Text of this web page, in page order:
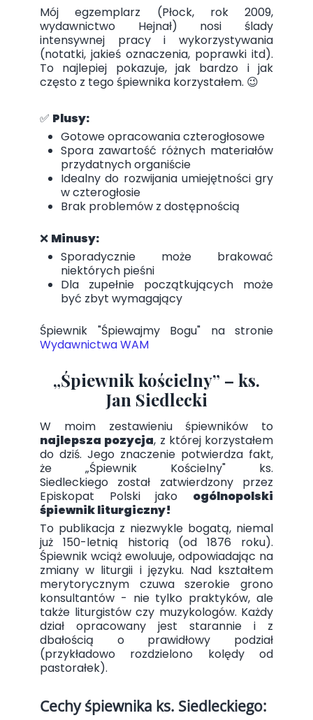
Mój egzemplarz (Płock, rok 2009,
wydawnictwo Hejnał) nosi ślady
intensywnej pracy i wykorzystywania
(notatki, jakieś oznaczenia, poprawki itd).
To najlepiej pokazuje, jak bardzo i jak
często z tego śpiewnika korzystałem. 😉
✅ Plusy:
Gotowe opracowania czterogłosowe
Spora zawartość różnych materiałów
przydatnych organiście
Idealny do rozwijania umiejętności gry
w czterogłosie
Brak problemów z dostępnością
❌ Minusy:
Sporadycznie może brakować
niektórych pieśni
Dla zupełnie początkujących może
być zbyt wymagający
Śpiewnik "Śpiewajmy Bogu" na stronie
Wydawnictwa WAM
„Śpiewnik kościelny” – ks.
Jan Siedlecki
W moim zestawieniu śpiewników to
najlepsza pozycja, z której korzystałem
do dziś. Jego znaczenie potwierdza fakt,
że „Śpiewnik Kościelny" ks.
Siedleckiego został zatwierdzony przez
Episkopat Polski jako ogólnopolski
śpiewnik liturgiczny!
To publikacja z niezwykle bogatą, niemal
już 150-letnią historią (od 1876 roku).
Śpiewnik wciąż ewoluuje, odpowiadając na
zmiany w liturgii i języku. Nad kształtem
merytorycznym czuwa szerokie grono
konsultantów - nie tylko praktyków, ale
także liturgistów czy muzykologów. Każdy
dział opracowany jest starannie i z
dbałością o prawidłowy podział
(przykładowo rozdzielono kolędy od
pastorałek).
Cechy śpiewnika ks. Siedleckiego: